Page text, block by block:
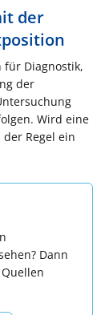
der
für Diagnostik,
der
Wird eine
Regel ein
Dann